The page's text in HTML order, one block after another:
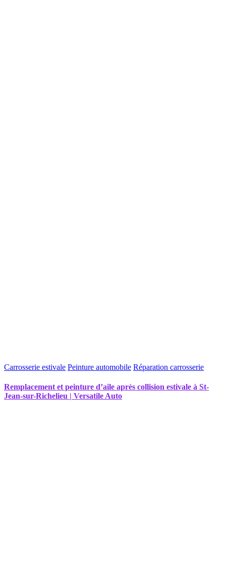
Carrosserie estivale Peinture automobile Réparation carrosserie
Remplacement et peinture d’aile après collision estivale à St-
Jean-sur-Richelieu | Versatile Auto